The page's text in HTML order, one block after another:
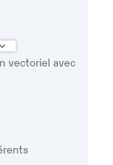
Calendrier Google
vectoriel avec